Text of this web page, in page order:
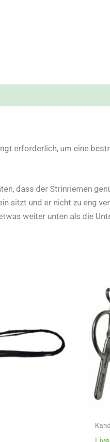
erforderlich, um eine
dass der Strinriemen
sitzt und er nicht zu eng
weiter unten als die